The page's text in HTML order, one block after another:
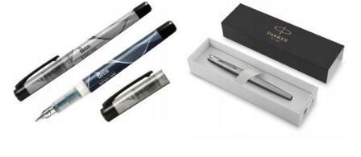
ŻYCZEŃ